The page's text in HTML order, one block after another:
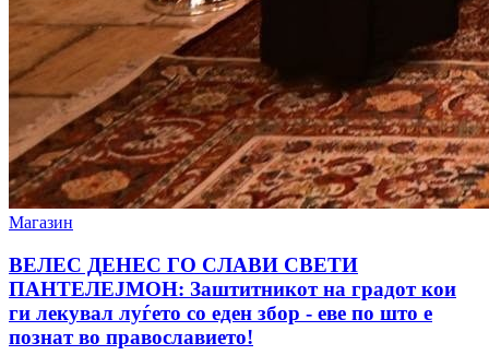
Магазин
ВЕЛЕС ДЕНЕС ГО СЛАВИ СВЕТИ
ПАНТЕЛЕЈМОН: Заштитникот на градот кои
ги лекувал луѓето со еден збор - еве по што е
познат во православието!